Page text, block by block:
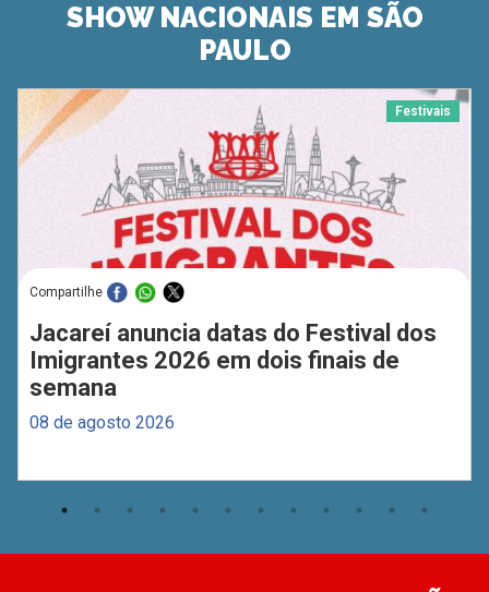
SHOW NACIONAIS EM SÃO
PAULO
Festivais
Compartilhe
Jacareí anuncia datas do Festival dos
Imigrantes 2026 em dois finais de
semana
08 de agosto 2026